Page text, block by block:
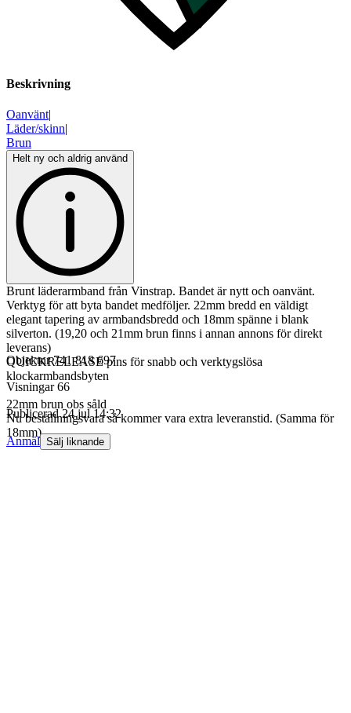
Beskrivning
Oanvänt|
Läder/skinn|
Brun
Helt ny och aldrig använd
Brunt läderarmband från Vinstrap. Bandet är nytt och oanvänt.
Verktyg för att byta bandet medföljer. 22mm bredd en väldigt
elegant tapering av armbandsbredd och 18mm spänne i blank
silverton. (19,20 och 21mm brun finns i annan annons för direkt
leverans)
QUICKRELEASE pins för snabb och verktygslösa
klockarmbandsbyten
22mm brun obs såld
Nu beställningsvara så kommer vara extra leveranstid. (Samma för
18mm)
Objektnr 741 818 697
Visningar 66
Publicerad 24 jul 14:32
Anmäl Sälj liknande